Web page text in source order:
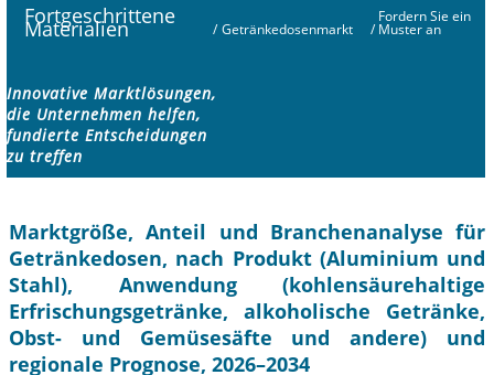
Fortgeschrittene
Materialien / Getränkedosenmarkt /
Fordern Sie ein
Muster an
Innovative Marktlösungen,
die Unternehmen helfen,
fundierte Entscheidungen
zu treffen
Marktgröße, Anteil und Branchenanalyse für
Getränkedosen, nach Produkt (Aluminium und
Stahl), Anwendung (kohlensäurehaltige
Erfrischungsgetränke, alkoholische Getränke,
Obst- und Gemüsesäfte und andere) und
regionale Prognose, 2026–2034